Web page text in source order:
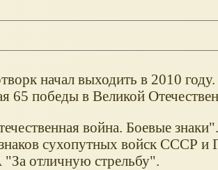
начал выходить в 2010
65 победы в Великой
война. Боевые
сухопутных войск ССCР и
отличную стрельбу".